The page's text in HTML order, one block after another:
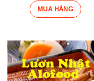
MUA HÀNG